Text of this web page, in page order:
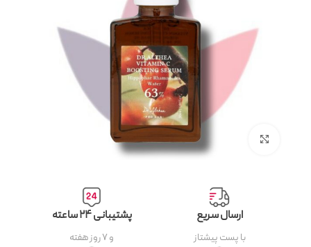
بزرگنمایی تصویر
ارسال سریع
با پست پیشتاز
پشتیبانی ۲۴ ساعته
و ۷ روز هفته